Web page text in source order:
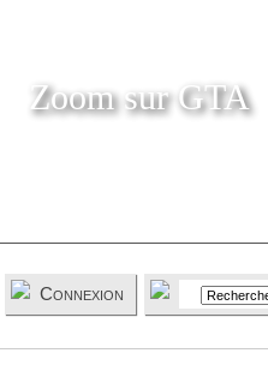
Zoom sur GTA
Connexion